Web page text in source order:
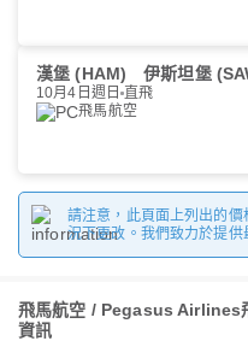
漢堡 (HAM) 伊斯坦堡
10月4日週日 直飛
飛馬航空
請注意，此頁面上列出的
況下更改。我們致力於提供
飛馬航空 / Pegasus Airlines
資訊